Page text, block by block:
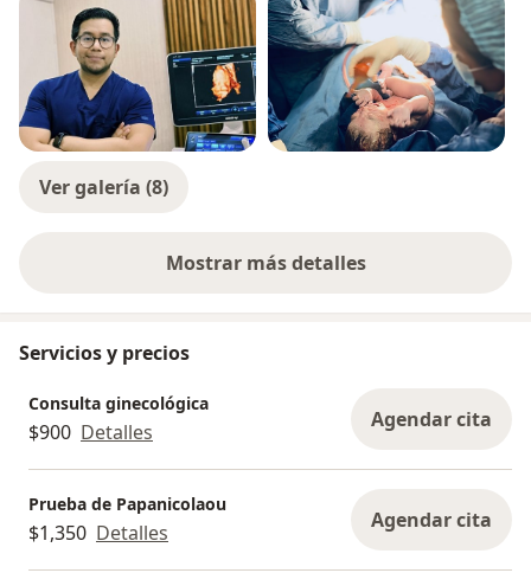
Ver galería (8)
Mostrar más detalles
sobre la experiencia
Servicios y precios
Consulta ginecológica
$900 Detalles Agendar cita
Prueba de Papanicolaou
$1,350 Detalles Agendar cita